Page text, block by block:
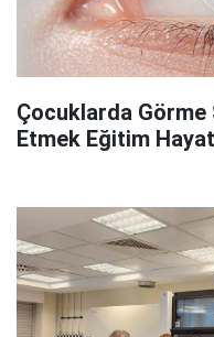
Çocuklarda Görme
Etmek Eğitim